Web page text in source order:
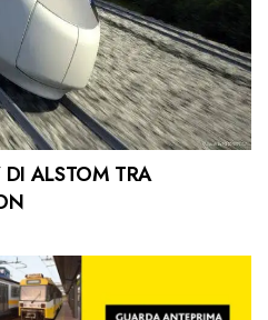
DI ALSTOM TRA